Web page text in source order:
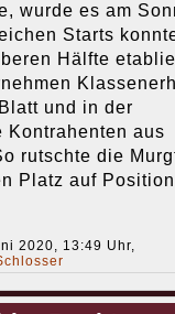
wurde es am
Starts
Hälfte
und in der
aus
rutschte die
Platz auf Position
2020, 13:49 Uhr,